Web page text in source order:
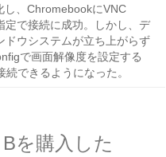
し、ChromebookにVNC
定で接続に成功。しかし、デ
ドウシステムが立ち上がらず
で画面解像度を設定する
できるようになった。
を購入した